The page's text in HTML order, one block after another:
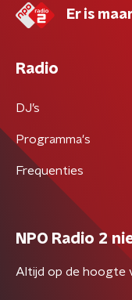
Er is
Radio
DJ’s
Programma's
Frequenties
NPO Radio 2
Altijd op de hoogte